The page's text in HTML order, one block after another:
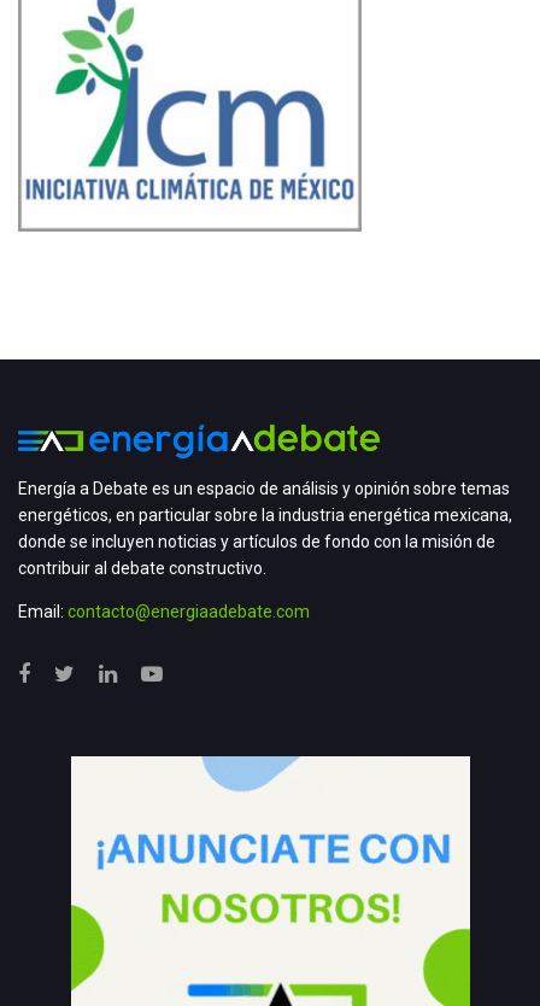
Energía a Debate es un espacio de análisis y opinión sobre temas
energéticos, en particular sobre la industria energética mexicana,
donde se incluyen noticias y artículos de fondo con la misión de
contribuir al debate constructivo.
Email: contacto@energiaadebate.com